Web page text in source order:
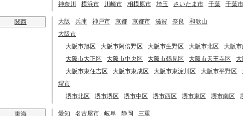
神奈川
横浜市 川崎市 相模原市 埼玉 さいたま市 千葉 千葉市
関西 大阪 兵庫 神戸市 京都 京都市 滋賀 奈良
和歌山
大阪市
大阪市旭区
大阪市阿倍野区 大阪市生野区 大阪市北区
大阪
大阪市大正区
大阪市中央区 大阪市鶴見区 大阪市天王寺区
大阪市東住吉区
大阪市東成区 大阪市東淀川区 大阪市平野区
堺市
堺市北区
堺市堺区 堺市中区 堺市西区 堺市東区 堺市南区
東海 愛知 名古屋市 岐阜 静岡 三重